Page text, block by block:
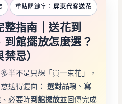
重點關鍵字： 屏東代客送花
指南｜送花到
館擺放怎麼選？
忌）
多半不是只想「買一束花」，
意送得體面：選對品項 、寫
、必要時到館擺放並回傳完成